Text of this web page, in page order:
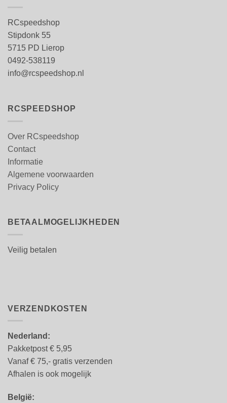
RCspeedshop
Stipdonk 55
5715 PD Lierop
0492-538119
info@rcspeedshop.nl
RCSPEEDSHOP
Over RCspeedshop
Contact
Informatie
Algemene voorwaarden
Privacy Policy
BETAALMOGELIJKHEDEN
Veilig betalen
VERZENDKOSTEN
Nederland:
Pakketpost € 5,95
Vanaf € 75,- gratis verzenden
Afhalen is ook mogelijk
België: